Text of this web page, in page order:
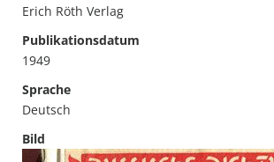
Erich Röth Verlag
Publikationsdatum
1949
Sprache
Deutsch
Bild